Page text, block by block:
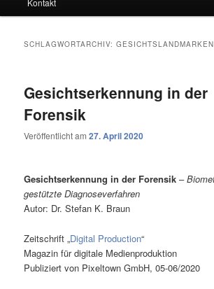
SCHLAGWORTARCHIV:GESICHTSLANDMARKEN
Gesichtserkennung in der
Forensik
Veröffentlicht am27. April 2020
Gesichtserkennung in der Forensik –
gestützte Diagnoseverfahren
Autor: Dr. Stefan K. Braun
Zeitschrift „Digital Production“
Magazin für digitale Medienproduktion
Publiziert von Pixeltown GmbH, 05-06/2020